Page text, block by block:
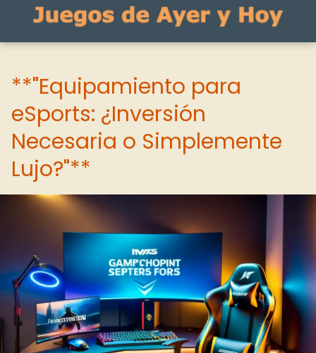
**"Equipamiento para
eSports: ¿Inversión
Necesaria o Simplemente
Lujo?"**